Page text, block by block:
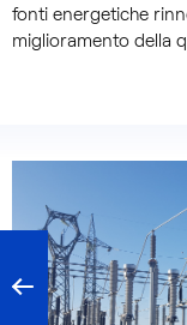
fonti energetiche
miglioramento della